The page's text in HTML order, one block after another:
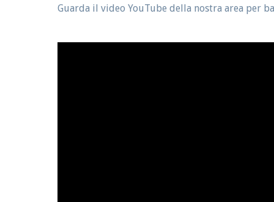
Guarda il video YouTube della nostra area per